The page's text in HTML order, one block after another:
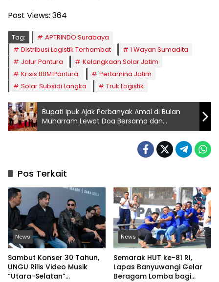
Post Views: 364
Tag:
APTRINDO Surabaya
Distribusi Logistik Terhambat
I Wayan Sumadita
Jalur Pantura
Kelangkaan Solar Jatim
Krisis BBM Pantura.
Pertamina Jatim
Solar Subsidi Langka
Truk Logistik
Bupati Ipuk Ajak Perbanyak Amal di Bulan
Muharram Lewat Doa Bersama dan
Santunan Anak Yatim
Pos Terkait
News
Sambut Konser 30 Tahun,
UNGU Rilis Video Musik
“Utara-Selatan”
News
Semarak HUT ke-81 RI,
Lapas Banyuwangi Gelar
Beragam Lomba bagi